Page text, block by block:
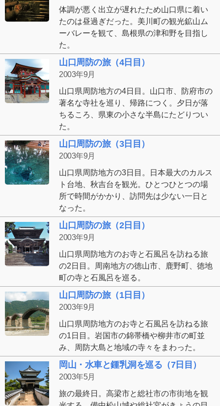
体調が悪く出立が遅れたため山口県に着い
たのは昼過ぎだった。美川町の観光鉱山ム
ーバレーを観て、島根県の津和野を目指し
た。
山口周防の旅（4日目）
2003年9月
山口県周防地方の4日目。山口市、防府市の
著名な寺社を巡り、帰路につく。夕日が落
ちるころ、県東の小さな半島にたどりつい
た。
山口周防の旅（3日目）
2003年9月
山口県周防地方の3日目。日本最大のカルス
ト台地、秋吉台を観光。ひとつひとつの場
所で時間がかかり、訪問先は少ない一日と
なった。
山口周防の旅（2日目）
2003年9月
山口県周防地方のお寺と石風呂を訪ねる旅
の2日目。周南地方の徳山市、鹿野町、徳地
町の寺と石風呂を巡る。
山口周防の旅（1日目）
2003年9月
山口県周防地方のお寺と石風呂を訪ねる旅
の1日目。岩国市の錦帯橋や柳井市の町並
み、周防大島と地域の寺々をまわった。
岡山・水車と鍾乳洞を巡る（7日目）
2003年5月
旅の最終日。高梁市と総社市の市街地を観